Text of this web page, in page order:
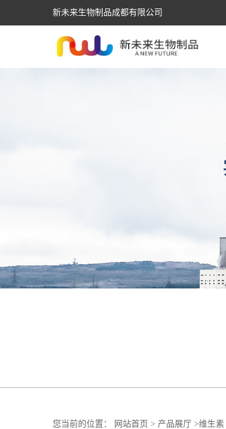
新未来生物制品成都有限公司
您当前的位置： 网站首页 > 产品展厅 >维生素